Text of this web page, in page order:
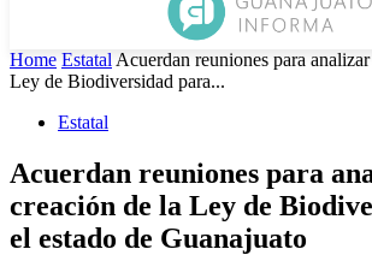
Home Estatal Acuerdan reuniones para
Ley de Biodiversidad para...
Estatal
Acuerdan reuniones para
creación de la Ley de
el estado de Guanajuato